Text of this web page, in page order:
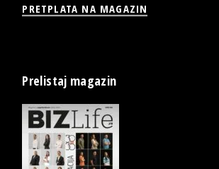
PRETPLATA NA MAGAZIN
Prelistaj magazin